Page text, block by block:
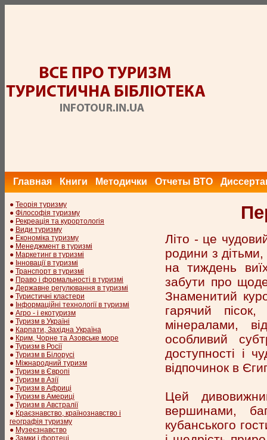
Главная Книги Методички Отчеты ВТО
● Теорія туризму
● Філософія туризму
● Рекреація та курортологія
● Види туризму
● Економіка туризму
● Менеджмент в туризмі
● Маркетинг в туризмі
● Інновації в туризмі
● Транспорт в туризмі
● Право і формальності в туризмі
● Державне регулювання в туризмі
● Туристичні кластери
● Інформаційні технології в туризмі
● Агро - і екотуризм
● Туризм в Україні
● Карпати, Західна Україна
● Крим, Чорне та Азовське море
● Туризм в Росії
● Туризм в Білорусі
● Міжнародний туризм
● Туризм в Європі
● Туризм в Азії
● Туризм в Африці
● Туризм в Америці
● Туризм в Австралії
● Краєзнавство, країнознавство і
географія туризму
● Музеєзнавство
● Замки і фортеці
Літо - це
родини з дітьми,
на тиждень
забути про
Знаменитий
гарячий
мінералами,
особливий
доступності і
відпочинок в
Цей
вершинами,
кубанського